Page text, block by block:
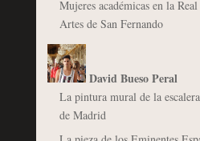
Mujeres académicas en la
Artes de San Fernando
David Bueso Peral
La pintura mural de la
de Madrid